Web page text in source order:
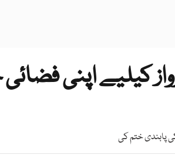
کیلیے اپنی